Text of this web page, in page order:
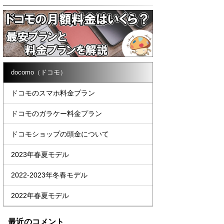
docomo（ドコモ）
ドコモのスマホ料金プラン
ドコモのガラケー料金プラン
ドコモショップの頭金について
2023年春夏モデル
2022-2023年冬春モデル
2022年春夏モデル
最近のコメント